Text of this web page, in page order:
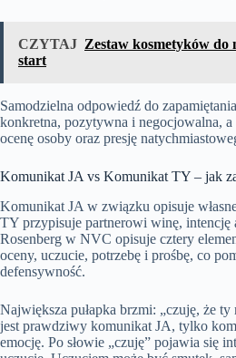
CZYTAJ Zestaw kosmetyków do
start
Samodzielna odpowiedź do
konkretna, pozytywna i negocjowalna, a
ocenę osoby oraz presję
Komunikat JA vs Komunikat TY – jak
Komunikat JA w związku opisuje
TY przypisuje partnerowi winę, intencję
Rosenberg w NVC opisuje cztery
oceny, uczucie, potrzebę i prośbę, co
defensywność.
Największa pułapka brzmi: „czuję, że ty
jest prawdziwy komunikat JA, tylko
emocję. Po słowie „czuję” pojawia się